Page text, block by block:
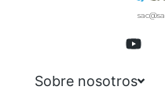
Sobre nosotros